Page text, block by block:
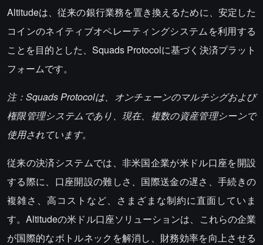
Altitudeは、従来の銀行業務を置き換えるために、安定した
コインのネイティブオペレーティングシステムを利用する
ことを目的とした、Squads Protocolに基づく決済プラット
フォームです。
注：Squads Protocolは、オンチェーンのマルチシグおよび
権限管理システムであり、現在、複数の資産管理シーンで
使用されています。
従来の決済システムでは、非米国企業が米ドル口座を開設
する際に、口座開設の難しさ、国際送金の遅さ、手続きの
複雑さ、高コストなど、さまざまな制約に直面していま
す。Altitudeの米ドル口座ソリューションは、これらの企業
が国際的なボトルネックを解消し、財務効率を向上させる